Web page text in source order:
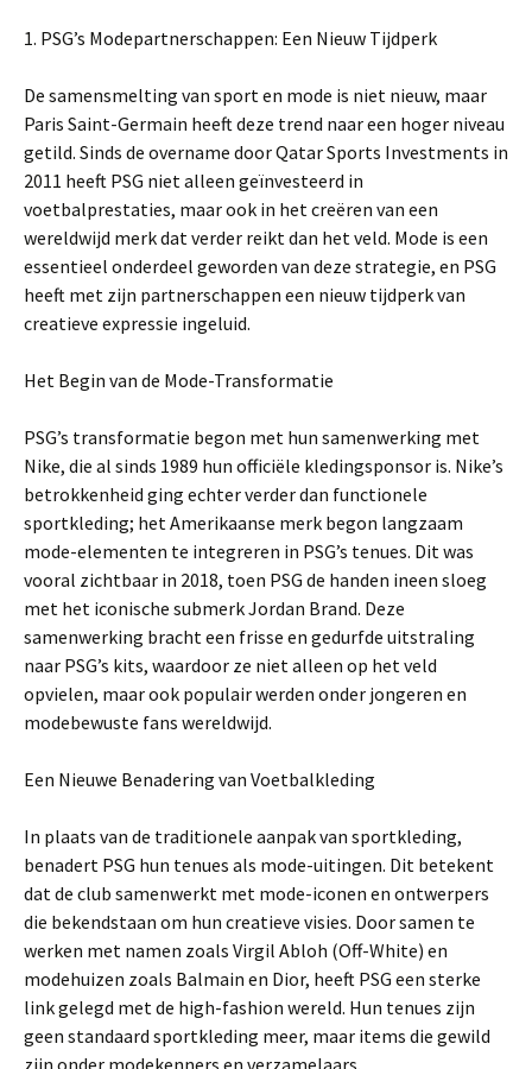
1. PSG’s Modepartnerschappen: Een Nieuw Tijdperk
De samensmelting van sport en mode is niet nieuw, maar
Paris Saint-Germain heeft deze trend naar een hoger niveau
getild. Sinds de overname door Qatar Sports Investments in
2011 heeft PSG niet alleen geïnvesteerd in
voetbalprestaties, maar ook in het creëren van een
wereldwijd merk dat verder reikt dan het veld. Mode is een
essentieel onderdeel geworden van deze strategie, en PSG
heeft met zijn partnerschappen een nieuw tijdperk van
creatieve expressie ingeluid.
Het Begin van de Mode-Transformatie
PSG’s transformatie begon met hun samenwerking met
Nike, die al sinds 1989 hun officiële kledingsponsor is. Nike’s
betrokkenheid ging echter verder dan functionele
sportkleding; het Amerikaanse merk begon langzaam
mode-elementen te integreren in PSG’s tenues. Dit was
vooral zichtbaar in 2018, toen PSG de handen ineen sloeg
met het iconische submerk Jordan Brand. Deze
samenwerking bracht een frisse en gedurfde uitstraling
naar PSG’s kits, waardoor ze niet alleen op het veld
opvielen, maar ook populair werden onder jongeren en
modebewuste fans wereldwijd.
Een Nieuwe Benadering van Voetbalkleding
In plaats van de traditionele aanpak van sportkleding,
benadert PSG hun tenues als mode-uitingen. Dit betekent
dat de club samenwerkt met mode-iconen en ontwerpers
die bekendstaan om hun creatieve visies. Door samen te
werken met namen zoals Virgil Abloh (Off-White) en
modehuizen zoals Balmain en Dior, heeft PSG een sterke
link gelegd met de high-fashion wereld. Hun tenues zijn
geen standaard sportkleding meer, maar items die gewild
zijn onder modekenners en verzamelaars.